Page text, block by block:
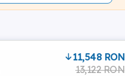
11,548 RON
13,122 RON